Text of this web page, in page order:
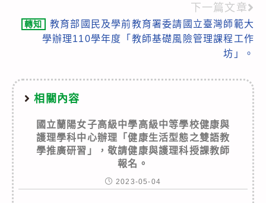
下一篇文章
轉知
教育部國民及學前教育署委請國立臺灣師範大
學辦理110學年度「教師基礎風險管理課程工作
坊」。
相關內容
國立蘭陽女子高級中學高級中等學校健康與
護理學科中心辦理「健康生活型態之雙語教
學推廣研習」，敬請健康與護理科授課教師
報名。
2023-05-04